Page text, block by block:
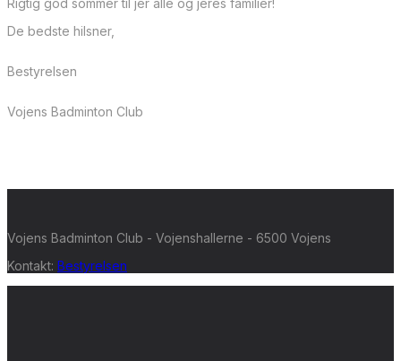
De bedste hilsner,
Bestyrelsen
Vojens Badminton Club
Vojens Badminton Club - Vojenshallerne - 6500 Vojens
Kontakt: Bestyrelsen